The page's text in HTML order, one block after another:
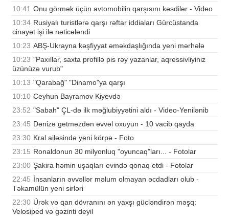
10:41 Onu görmək üçün avtomobilin qarşısını kəsdilər - Video
10:34 Rusiyalı turistlərə qarşı rəftar iddiaları Gürcüstanda
cinayət işi ilə nəticələndi
10:23 ABŞ-Ukrayna kəşfiyyat əməkdaşlığında yeni mərhələ
10:23 "Paxıllar, saxta profillə pis rəy yazanlar, aqressivliyiniz
üzünüzə vurub"
10:13 "Qarabağ" "Dinamo"ya qarşı
10:10 Ceyhun Bayramov Kiyevdə
23:52 "Sabah" ÇL-də ilk məğlubiyyətini aldı - Video-Yenilənib
23:45 Dənizə getməzdən əvvəl oxuyun - 10 vacib qayda
23:30 Kral ailəsində yeni körpə - Foto
23:15 Ronaldonun 30 milyonluq "oyuncaq"ları... - Fotolar
23:00 Şakira həmin uşaqları evində qonaq etdi - Fotolar
22:45 İnsanların əvvəllər məlum olmayan əcdadları olub -
Təkamülün yeni sirləri
22:30 Ürək və qan dövranını ən yaxşı gücləndirən məşq:
Velosiped və gəzinti deyil